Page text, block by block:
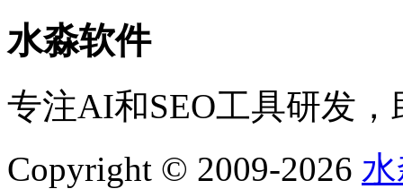
水淼软件
专注AI和SEO工具研发
Copyright © 2009-2026